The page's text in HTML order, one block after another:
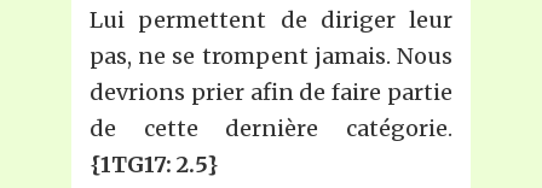
Lui permettent de diriger leur
pas, ne se trompent jamais. Nous
devrions prier afin de faire partie
de cette dernière catégorie.
{1TG17: 2.5}